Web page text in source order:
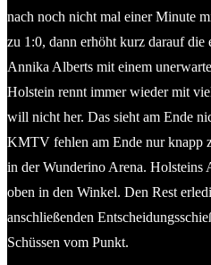
nach noch nicht mal einer Minute
zu 1:0, dann erhöht kurz darauf die
Annika Alberts mit einem
Holstein rennt immer wieder mit
will nicht her. Das sieht am Ende
KMTV fehlen am Ende nur knapp
in der Wunderino Arena. Holsteins
oben in den Winkel. Den Rest
anschließenden
Schüssen vom Punkt.